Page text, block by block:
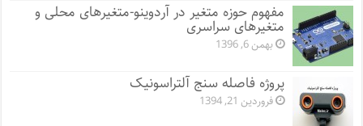
مفهوم حوزه متغیر در آردوینو-متغیرهای محلی و
متغیرهای سراسری
بهمن 6, 1396
پروژه فاصله سنج آلتراسونیک
فروردین 21, 1394